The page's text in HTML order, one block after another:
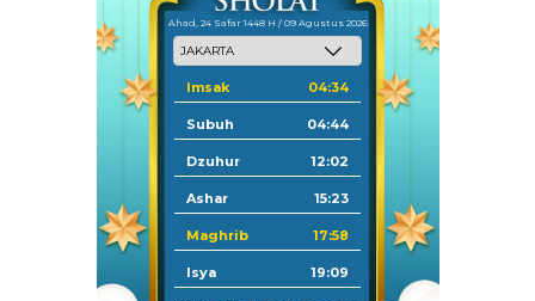
Ahad, 24 Safar 1448 H / 09 Agustus 2026
Imsak 04:34
Subuh 04:44
Dzuhur 12:02
Ashar 15:23
Maghrib 17:58
Isya 19:09